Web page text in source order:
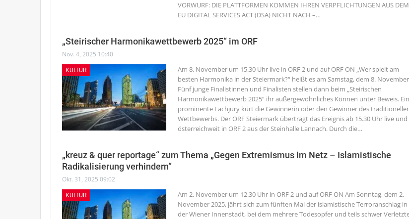
VORWURF: DIE PLATTFORMEN KOMMEN IHREN VERPFLICHTUNGEN AUS DEM
EU DIGITAL SERVICES ACT (DSA) NICHT NACH –…
„Steirischer Harmonikawettbewerb 2025“ im ORF
Nov. 4, 2025 10:40
KULTUR Am 8. November um 15.30 Uhr live in ORF 2 und auf ORF ON „Wer spielt am
besten Harmonika in der Steiermark?“ heißt es am Samstag, dem 8.
Fünf junge Finalistinnen und Finalisten stellen dann beim „Steirischen
Harmonikawettbewerb 2025“ ihr außergewöhnliches Können unter Beweis.
prominente Fachjury kürt die Gewinnerin oder den Gewinner des
Wettbewerbs. Der ORF Steiermark überträgt das Ereignis ab 15.30 Uhr live und
österreichweit in ORF 2 aus der Steinhalle Lannach. Durch die…
„kreuz & quer reportage“ zum Thema „Gegen Extremismus im Netz – Islamistische
Radikalisierung verhindern“
Okt. 31, 2025 09:02
KULTUR Am 2. November um 12.30 Uhr in ORF 2 und auf ORF ON Am Sonntag, dem 2.
November 2025, jährt sich zum fünften Mal der islamistische Terroranschlag in
der Wiener Innenstadt, bei dem mehrere Todesopfer und teils schwer